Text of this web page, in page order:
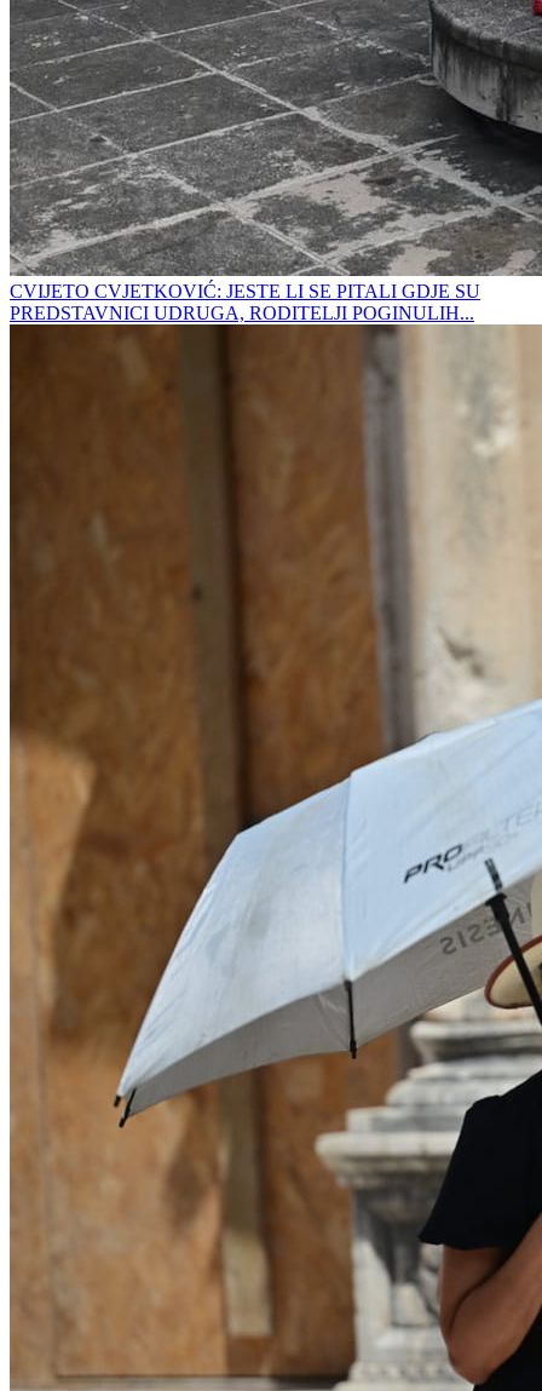
CVIJETO CVJETKOVIĆ: JESTE LI SE PITALI GDJE SU
PREDSTAVNICI UDRUGA, RODITELJI POGINULIH...